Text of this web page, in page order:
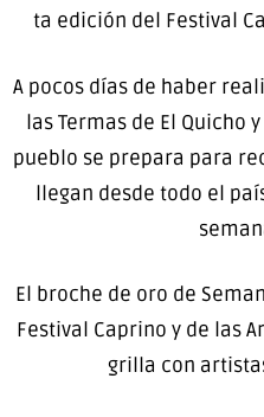
ta edición del Festival
A pocos días de haber
las Termas de El
pueblo se prepara para
llegan desde todo el
El broche de oro de
Festival Caprino y de las
grilla con